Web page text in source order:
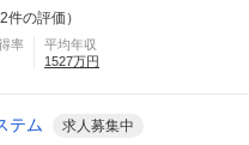
2件の評価）
率
平均年収
1527万円
テム 求人募集中